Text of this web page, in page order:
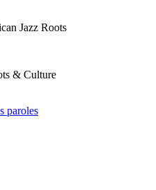
Jazz Roots
& Culture
paroles